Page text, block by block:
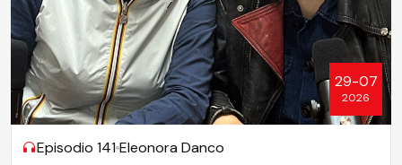
29-07
2026
Episodio 141 Eleonora Danco